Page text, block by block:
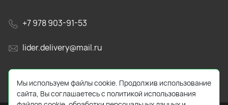
+7 978 903-91-53
lider.delivery@mail.ru
просп. Генерала Острякова, 65А
Мы используем файлы cookie. Продолжив использование
сайта, Вы соглашаетесь с политикой использования